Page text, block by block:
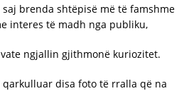
brenda shtëpisë më të famshme
interes të madh nga publiku,
ngjallin gjithmonë kuriozitet.
disa foto të rralla që na